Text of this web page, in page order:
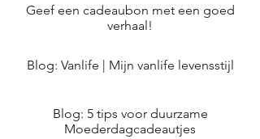
Geef een cadeaubon met een goed
verhaal!
Blog: Vanlife | Mijn vanlife levensstijl
Blog: 5 tips voor duurzame
Moederdagcadeautjes